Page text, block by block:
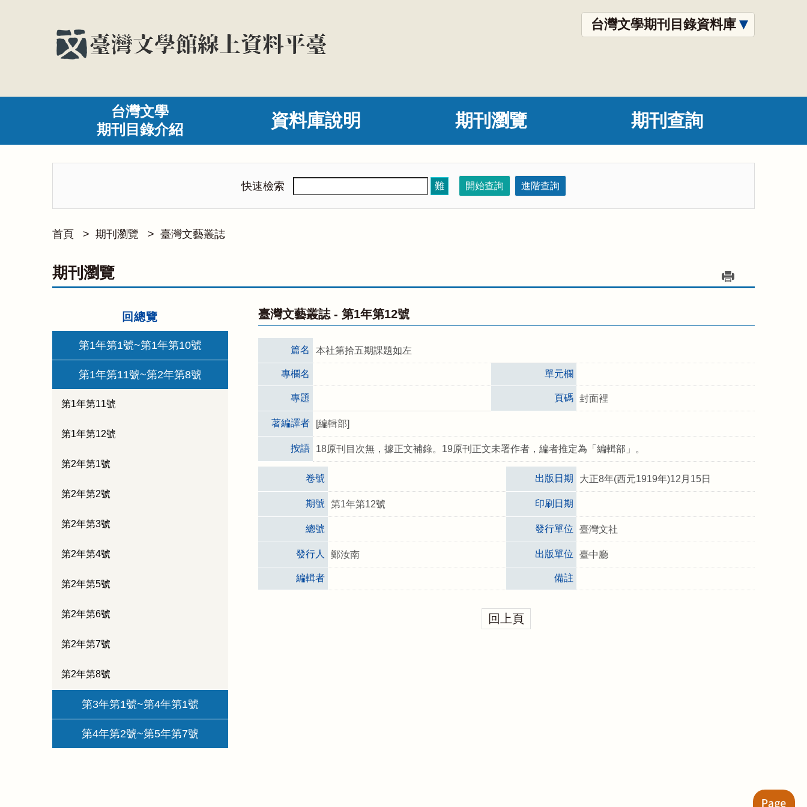
台灣文學期刊目錄資料庫
台灣文學
期刊目錄介紹
資料庫說明 期刊瀏覽 期刊查詢
快速檢索 難 開始查詢 進階查詢
首頁 > 期刊瀏覽 > 臺灣文藝叢誌
期刊瀏覽
回總覽
第1年第1號~第1年第10號
第1年第11號~第2年第8號
第1年第11號
第1年第12號
第2年第1號
第2年第2號
第2年第3號
第2年第4號
第2年第5號
第2年第6號
第2年第7號
第2年第8號
第3年第1號~第4年第1號
第4年第2號~第5年第7號
臺灣文藝叢誌 - 第1年第12號
篇名 本社第拾五期課題如左
專欄名 單元欄
專題 頁碼 封面裡
著編譯者 [編輯部]
按語 18原刊目次無，據正文補錄。19原刊正文未署作者，編者推定為「編輯部」。
卷號 出版日期 大正8年(西元1919年)12月15日
期號 第1年第12號 印刷日期
總號 發行單位 臺灣文社
發行人 鄭汝南 出版單位 臺中廳
編輯者 備註
回上頁